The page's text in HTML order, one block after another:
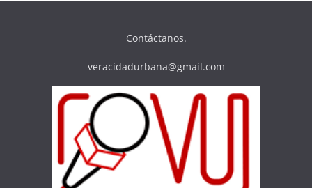
Contáctanos.
veracidadurbana@gmail.com